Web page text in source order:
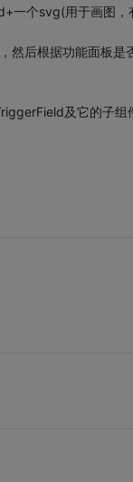
一个svg(用于画图，
然后根据功能面板是
及它的子组